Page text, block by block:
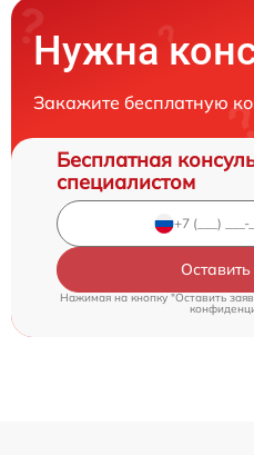
Нужна
Закажите бесплатную
Бесплатная
специалистом
Нажимая на кнопку "Оставить